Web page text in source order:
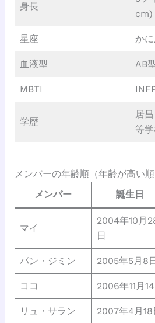
身長
cm)
星座 か
血液型 AB
MBTI
学歴
居
等
メンバーの年齢順（年齢が高い順
メンバー
誕生日
マイ
2004年10月
日
パン・ジミン 2005年5月8
ココ 2006年11月
リュ・サラン 2007年4月18